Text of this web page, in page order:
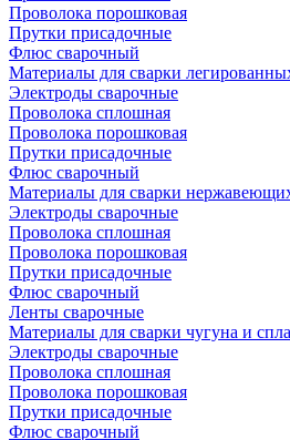
Проволока порошковая
Прутки присадочные
Флюс сварочный
Материалы для сварки
Электроды сварочные
Проволока сплошная
Проволока порошковая
Прутки присадочные
Флюс сварочный
Материалы для сварки
Электроды сварочные
Проволока сплошная
Проволока порошковая
Прутки присадочные
Флюс сварочный
Ленты сварочные
Материалы для сварки чугуна и
Электроды сварочные
Проволока сплошная
Проволока порошковая
Прутки присадочные
Флюс сварочный